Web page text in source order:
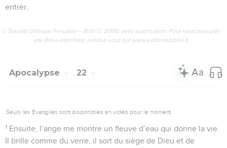
entrer.
© Société biblique française – Bibli’O, 2000, avec autorisation. Pour vous procurer
une Bible imprimée, rendez-vous sur www.editionsbiblio.fr
Apocalypse 22
Seuls les Évangiles sont disponibles en vidéo pour le moment.
1 Ensuite, l’ange me montre un fleuve d’eau qui donne la vie.
Il brille comme du verre, il sort du siège de Dieu et de